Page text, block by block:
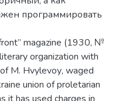
программировать
magazine (1930, №
organization with
M. Hvylevoу, waged
union of proletarian